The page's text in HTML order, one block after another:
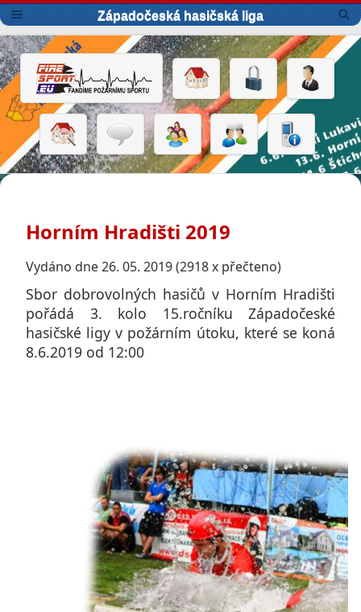
Západočeská hasičská liga
Horním Hradišti 2019
Vydáno dne 26. 05. 2019 (2918 x přečteno)
Sbor dobrovolných hasičů v Horním Hradišti
pořádá 3. kolo 15.ročníku Západočeské
hasičské ligy v požárním útoku, které se koná
8.6.2019 od 12:00